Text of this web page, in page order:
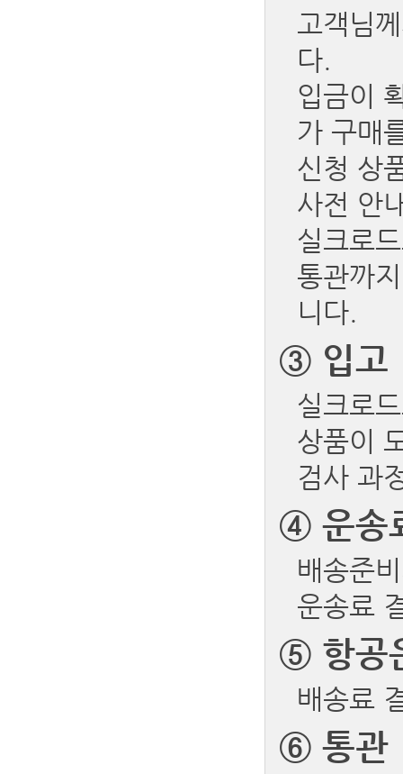
고객님
다.
입금이
가 구매
신청 상
사전 안
실크로
통관까
니다.
③ 입고
실크로
상품이
검사 과
④ 운송
배송준
운송료
⑤ 항공
배송료
⑥ 통관